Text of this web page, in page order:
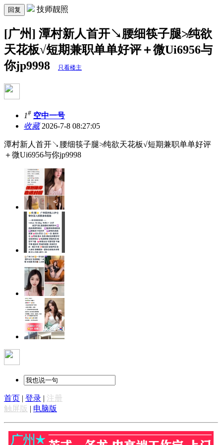
回复 技师靓照
[广州] 潭村新人首开↘腰细筷子腿≯纯欲
天花板√短期兼职单单好评＋微Ui6956与
你jp9998
只看楼主
1# 空中一号
收藏2026-7-8 08:27:05
潭村新人首开↘腰细筷子腿≯纯欲天花板√短期兼职单单好评
＋微Ui6956与你jp9998
首页 | 登录 | 注册
触屏版 | 电脑版